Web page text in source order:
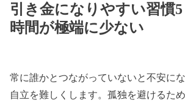
引き金になりやすい習慣
時間が極端に少ない
常に誰かとつながっていないと不安に
自立を難しくします。孤独を避けるた